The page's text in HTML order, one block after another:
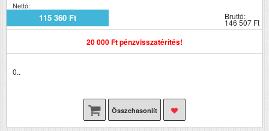
Nettó:
115 360 Ft Bruttó:
146 507 Ft
20 000 Ft pénzvisszatérítés!
0..
Összehasonlít